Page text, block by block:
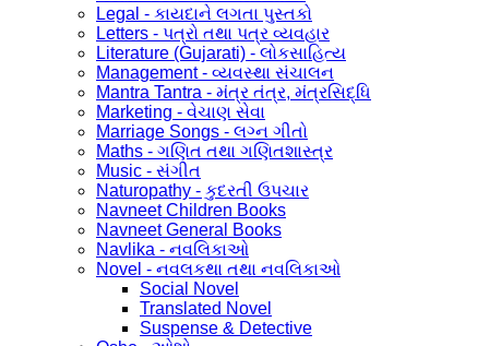
Legal - કાયદાને લગતા પુસ્તકો
Letters - પત્રો તથા પત્ર વ્યવહાર
Literature (Gujarati) - લોકસાહિત્ય
Management - વ્યવસ્થા સંચાલન
Mantra Tantra - મંત્ર તંત્ર, મંત્રસિદ્ધિ
Marketing - વેચાણ સેવા
Marriage Songs - લગ્ન ગીતો
Maths - ગણિત તથા ગણિતશાસ્ત્ર
Music - સંગીત
Naturopathy - કુદરતી ઉપચાર
Navneet Children Books
Navneet General Books
Navlika - નવલિકાઓ
Novel - નવલકથા તથા નવલિકાઓ
Social Novel
Translated Novel
Suspense & Detective